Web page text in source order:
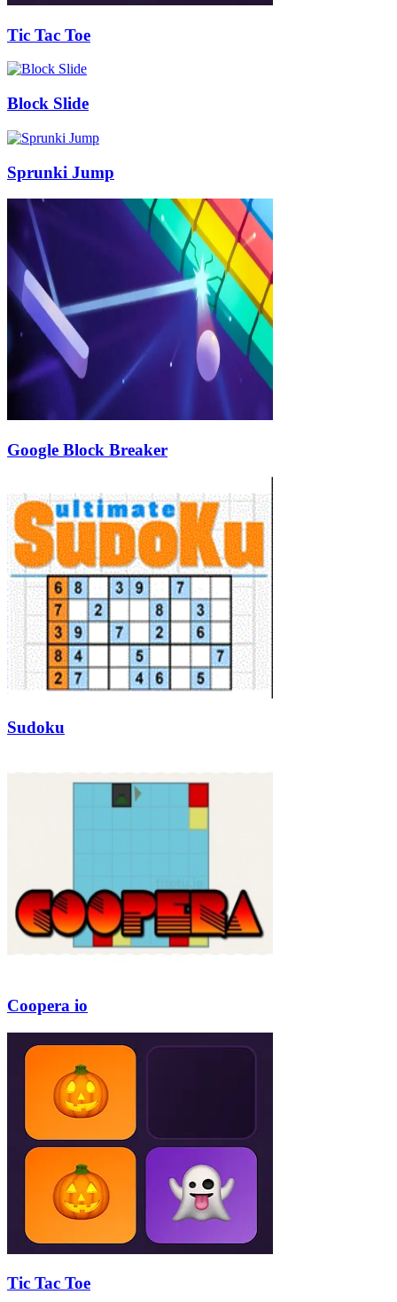
Tic Tac Toe
Block Slide
Sprunki Jump
Google Block Breaker
Sudoku
Coopera io
Tic Tac Toe